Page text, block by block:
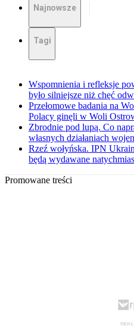
Najnowsze
Tagi
Wspomnienia i refleksje
było silniejsze niż chęć
Przełomowe badania na
Polacy ginęli w Woli
Zbrodnie pod lupą. Co
własnych działaniach
Rzeź wołyńska. IPN
będą wydawane
Promowane treści